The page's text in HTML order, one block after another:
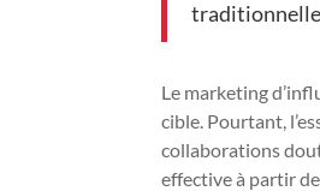
traditionnelle
Le marketing
cible. Pourtant,
collaborations
effective à partir